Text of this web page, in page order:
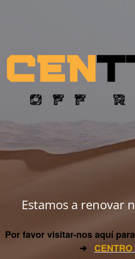
Estamos a renovar
Por favor visitar-nos aquí
➔ CENTRO